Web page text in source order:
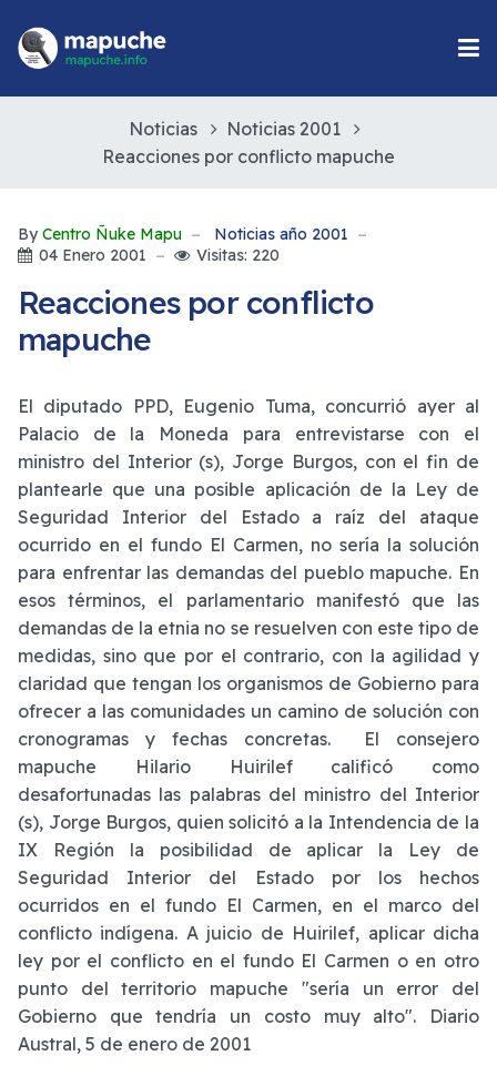
Noticias
Noticias 2001
Reacciones por conflicto mapuche
By Centro Ñuke Mapu
Noticias año 2001
04 Enero 2001
Visitas: 220
Reacciones por conflicto
mapuche
El diputado PPD, Eugenio Tuma, concurrió ayer al
Palacio de la Moneda para entrevistarse con el
ministro del Interior (s), Jorge Burgos, con el fin de
plantearle que una posible aplicación de la Ley de
Seguridad Interior del Estado a raíz del ataque
ocurrido en el fundo El Carmen, no sería la solución
para enfrentar las demandas del pueblo mapuche. En
esos términos, el parlamentario manifestó que las
demandas de la etnia no se resuelven con este tipo de
medidas, sino que por el contrario, con la agilidad y
claridad que tengan los organismos de Gobierno para
ofrecer a las comunidades un camino de solución con
cronogramas y fechas concretas. El consejero
mapuche Hilario Huirilef calificó como
desafortunadas las palabras del ministro del Interior
(s), Jorge Burgos, quien solicitó a la Intendencia de la
IX Región la posibilidad de aplicar la Ley de
Seguridad Interior del Estado por los hechos
ocurridos en el fundo El Carmen, en el marco del
conflicto indígena. A juicio de Huirilef, aplicar dicha
ley por el conflicto en el fundo El Carmen o en otro
punto del territorio mapuche "sería un error del
Gobierno que tendría un costo muy alto". Diario
Austral, 5 de enero de 2001